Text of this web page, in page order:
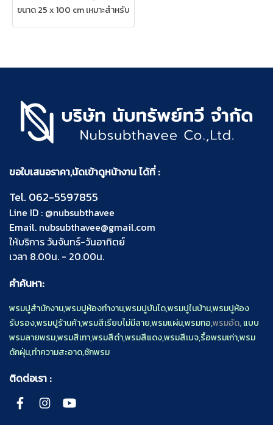
ขนาด 25 x 100 cm เหมาะสำหรับ
ผู้ที่ชื่อชอบความภูมิฐาน สามารถปู
ดูแลรักษาง่าย
ขอใบเสนอราคา,นัดเข้าดูหน้างาน ได้ที่ :
Tel. 062-5597855
Line ID : @nubsubthavee
Email. nubsubthavee@gmail.com
ให้บริการ วันจันทร์-วันอาทิตย์
เวลา 8.00น. - 20.00น.
คำค้นหา:
พรมปูสำนักงาน,พรมปูห้องทำงาน,พรมปูบันได,พรมปูในบ้าน,พรมปูห้อง
รับรอง,พรมปูร้านค้า,พรมสีเรียบไม่มีลาย,พรมแผ่น,พรมทอ,พรมอัด,แบบ
พรมลายพรม,พรมสีเทา,พรมสีดำ,พรมสีแดง,พรมสีเบจ,รื้อพรมเก่า,พรม
ดักฝุ่น,ทำความสะอาด,ซักพรม
ติดต่อเรา :